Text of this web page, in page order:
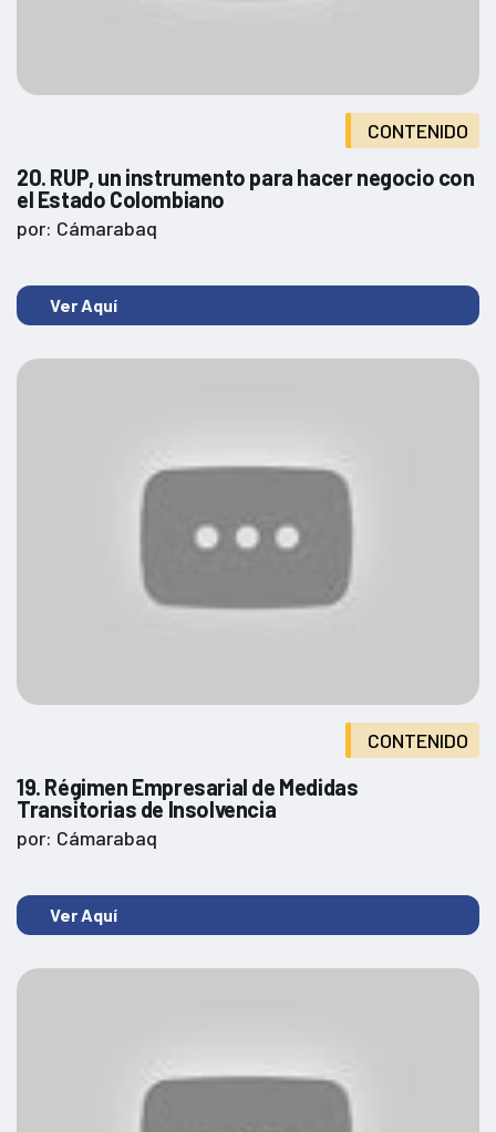
CONTENIDO
20. RUP, un instrumento para hacer negocio con
el Estado Colombiano
por: Cámarabaq
Ver Aquí
CONTENIDO
19. Régimen Empresarial de Medidas
Transitorias de Insolvencia
por: Cámarabaq
Ver Aquí